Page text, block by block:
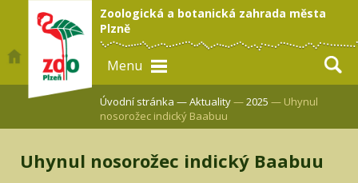
Zoologická a botanická zahrada města
Plzně
Menu
Úvodní stránka —Aktuality—2025 — Uhynul
nosorožec indický Baabuu
Uhynul nosorožec indický Baabuu